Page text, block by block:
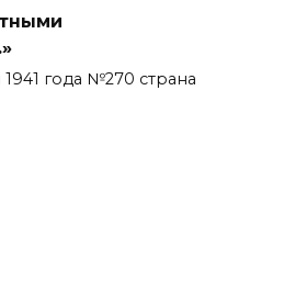
года №270 страна